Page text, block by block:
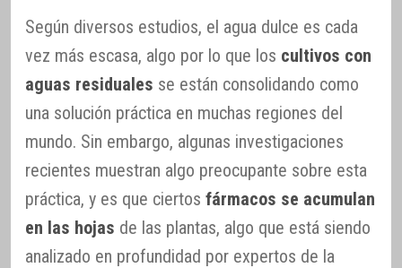
Según diversos estudios, el agua dulce es cada
vez más escasa, algo por lo que los cultivos con
aguas residuales se están consolidando como
una solución práctica en muchas regiones del
mundo. Sin embargo, algunas investigaciones
recientes muestran algo preocupante sobre esta
práctica, y es que ciertos fármacos se acumulan
en las hojas de las plantas, algo que está siendo
analizado en profundidad por expertos de la